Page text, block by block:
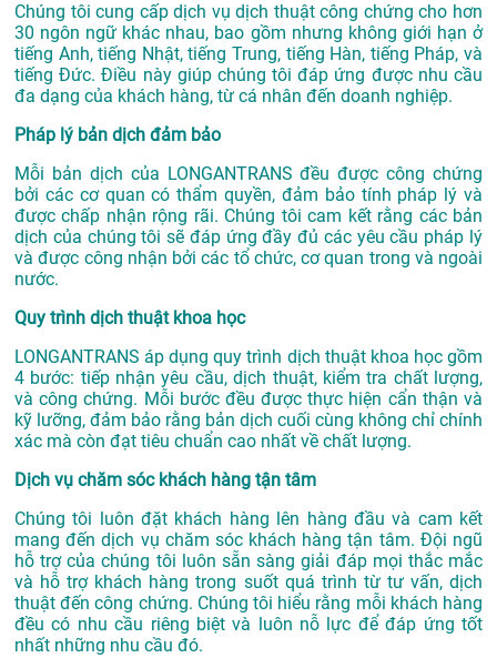
Chúng tôi cung cấp dịch vụ dịch thuật công chứng cho hơn
30 ngôn ngữ khác nhau, bao gồm nhưng không giới hạn ở
tiếng Anh, tiếng Nhật, tiếng Trung, tiếng Hàn, tiếng Pháp, và
tiếng Đức. Điều này giúp chúng tôi đáp ứng được nhu cầu
đa dạng của khách hàng, từ cá nhân đến doanh nghiệp.
Pháp lý bản dịch đảm bảo
Mỗi bản dịch của LONGANTRANS đều được công chứng
bởi các cơ quan có thẩm quyền, đảm bảo tính pháp lý và
được chấp nhận rộng rãi. Chúng tôi cam kết rằng các bản
dịch của chúng tôi sẽ đáp ứng đầy đủ các yêu cầu pháp lý
và được công nhận bởi các tổ chức, cơ quan trong và ngoài
nước.
Quy trình dịch thuật khoa học
LONGANTRANS áp dụng quy trình dịch thuật khoa học gồm
4 bước: tiếp nhận yêu cầu, dịch thuật, kiểm tra chất lượng,
và công chứng. Mỗi bước đều được thực hiện cẩn thận và
kỹ lưỡng, đảm bảo rằng bản dịch cuối cùng không chỉ chính
xác mà còn đạt tiêu chuẩn cao nhất về chất lượng.
Dịch vụ chăm sóc khách hàng tận tâm
Chúng tôi luôn đặt khách hàng lên hàng đầu và cam kết
mang đến dịch vụ chăm sóc khách hàng tận tâm. Đội ngũ
hỗ trợ của chúng tôi luôn sẵn sàng giải đáp mọi thắc mắc
và hỗ trợ khách hàng trong suốt quá trình từ tư vấn, dịch
thuật đến công chứng. Chúng tôi hiểu rằng mỗi khách hàng
đều có nhu cầu riêng biệt và luôn nỗ lực để đáp ứng tốt
nhất những nhu cầu đó.